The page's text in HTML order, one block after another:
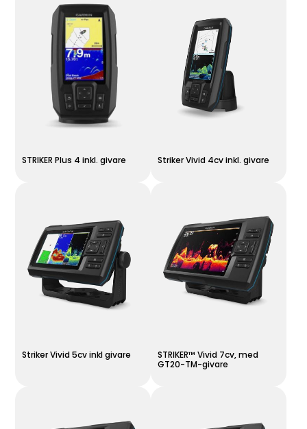
STRIKER Plus 4 inkl. givare Striker Vivid 4cv inkl. givare
Striker Vivid 5cv inkl givare
STRIKER™ Vivid 7cv, med
GT20-TM-givare